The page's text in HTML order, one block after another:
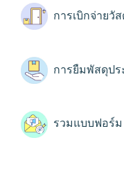
การเบิกจ่ายวั
การยืมพัสดุปร
รวมแบบฟอร์